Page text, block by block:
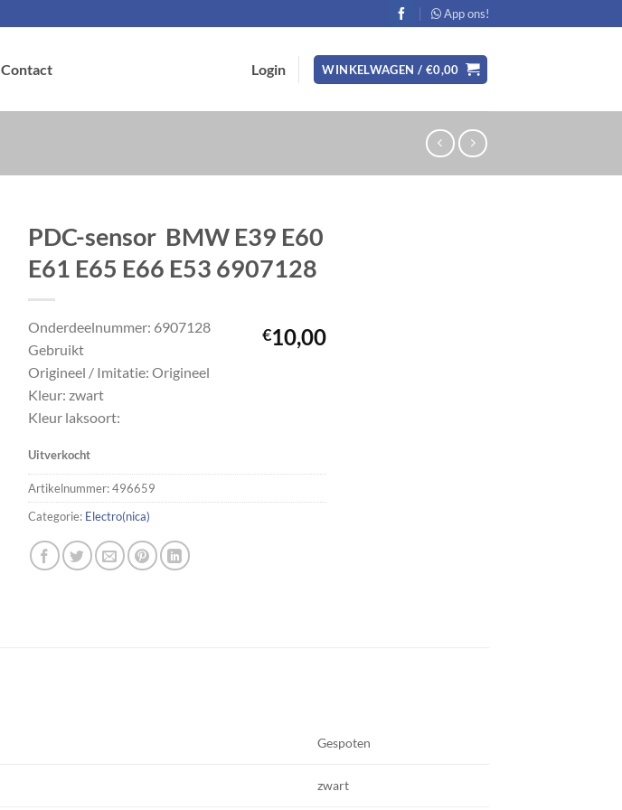
App ons!
Contact Login WINKELWAGEN / €0,00
PDC-sensor BMW E39 E60
E61 E65 E66 E53 6907128
€10,00
Onderdeelnummer: 6907128
Gebruikt
Origineel / Imitatie: Origineel
Kleur: zwart
Kleur laksoort:
Uitverkocht
Artikelnummer:496659
Categorie: Electro(nica)
Gespoten
zwart